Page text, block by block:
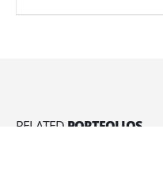
RELATED PORTFOLIOS